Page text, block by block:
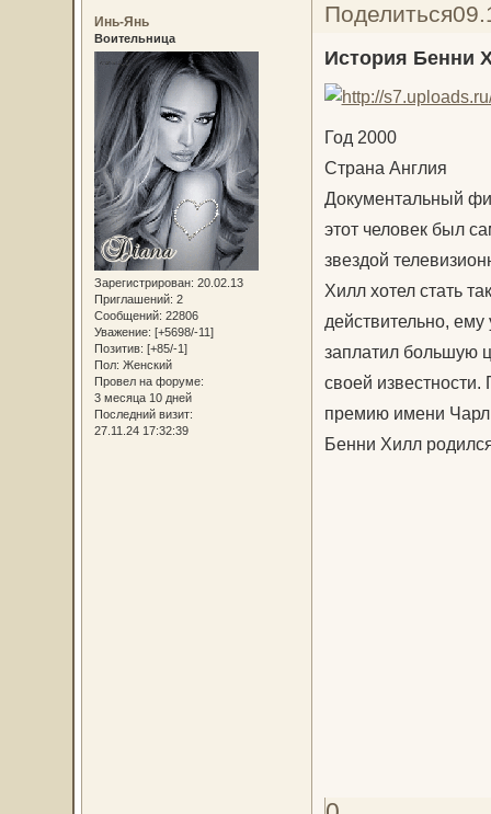
Поделиться
Инь-Янь
Воительница
Зарегистрирован: 20.02.13
Приглашений: 2
Сообщений: 22806
Уважение: [+5698/-11]
Позитив: [+85/-1]
Пол: Женский
Провел на форуме:
3 месяца 10 дней
Последний визит:
27.11.24 17:32:39
История Бенни
Год 2000
Страна Англия
Документальный
этот человек был
звездой
Хилл хотел стать
действительно, ему
заплатил большую
своей
премию имени
Бенни Хилл